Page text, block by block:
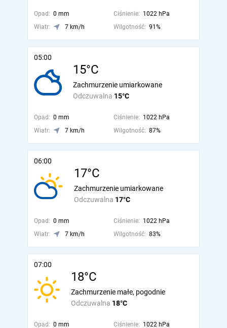
Opad: 0 mm Ciśnienie: 1022 hPa
Wiatr:
7 km/h Wilgotność: 91%
05:00
15°C
Odczuwalna 15°C
Zachmurzenie umiarkowane
Opad: 0 mm Ciśnienie: 1022 hPa
Wiatr:
7 km/h Wilgotność: 87%
06:00
17°C
Odczuwalna 17°C
Zachmurzenie umiarkowane
Opad: 0 mm Ciśnienie: 1022 hPa
Wiatr:
7 km/h Wilgotność: 83%
07:00
18°C
Odczuwalna 18°C
Zachmurzenie małe, pogodnie
Opad: 0 mm Ciśnienie: 1022 hPa